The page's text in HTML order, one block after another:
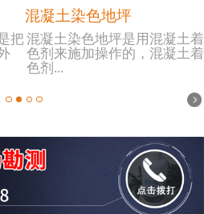
把
混凝土染色地坪
混凝土染色地坪是用混凝土着
色剂来施加操作的，混凝土着
色剂...